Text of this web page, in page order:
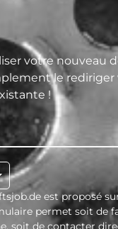
votre nouveau
le rediriger
!
est proposé
permet soit de
soit de contacter